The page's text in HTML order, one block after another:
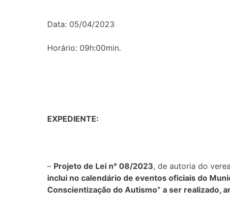
Data: 05/04/2023
Horário: 09h:00min.
EXPEDIENTE:
– Projeto de Lei n° 08/2023, de autoria do
inclui no calendário de eventos oficiais do
Conscientização do Autismo” a ser realizado,